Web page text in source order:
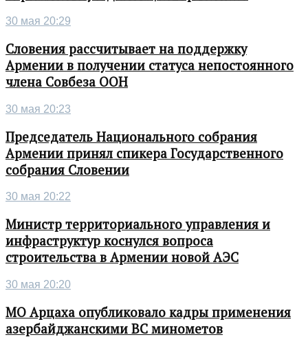
30 мая 20:29
Словения рассчитывает на поддержку
Армении в получении статуса непостоянного
члена Совбеза ООН
30 мая 20:23
Председатель Национального собрания
Армении принял спикера Государственного
собрания Словении
30 мая 20:22
Министр территориального управления и
инфраструктур коснулся вопроса
строительства в Армении новой АЭС
30 мая 20:20
МО Арцаха опубликовало кадры применения
азербайджанскими ВС минометов